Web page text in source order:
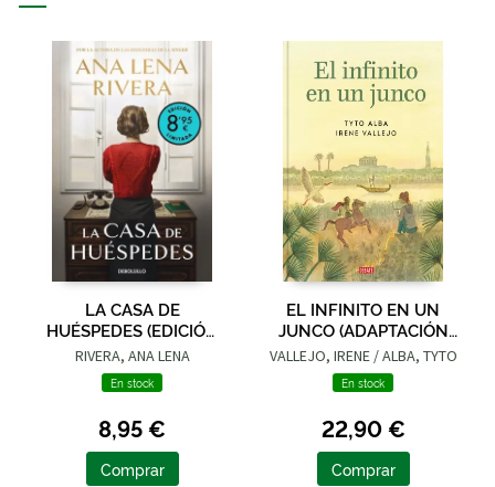
LA CASA DE
HUÉSPEDES (EDICIÓN
LIMITADA · VERANO)
RIVERA, ANA LENA
En stock
8,95 €
Comprar
EL INFINITO EN UN
JUNCO (ADAPTACIÓN
GRÁFICA)
VALLEJO, IRENE / ALBA, TYTO
En stock
22,90 €
Comprar